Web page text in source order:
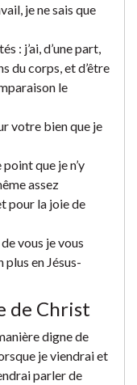
je ne sais que
: j’ai, d’une part,
du corps, et d’être
le
votre bien que je
que je n’y
assez
pour la joie de
vous je vous
en Jésus-
de Christ
digne de
je viendrai et
parler de